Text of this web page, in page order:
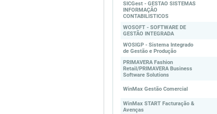
SICGest - GESTAO SISTEMAS
INFORMAÇÃO
CONTABILISTICOS
WOSOFT - SOFTWARE DE
GESTÃO INTEGRADA
WOSIGP - Sistema Integrado
de Gestão e Produção
PRIMAVERA Fashion
Retail/PRIMAVERA Business
Software Solutions
WinMax Gestão Comercial
WinMax START Facturação &
Avenças